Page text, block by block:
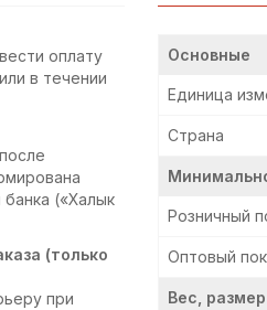
оплату
в течении
(«Халык
(только
при
Основные
Единица
Страна
Розничный
Оптовый
Вес, размер